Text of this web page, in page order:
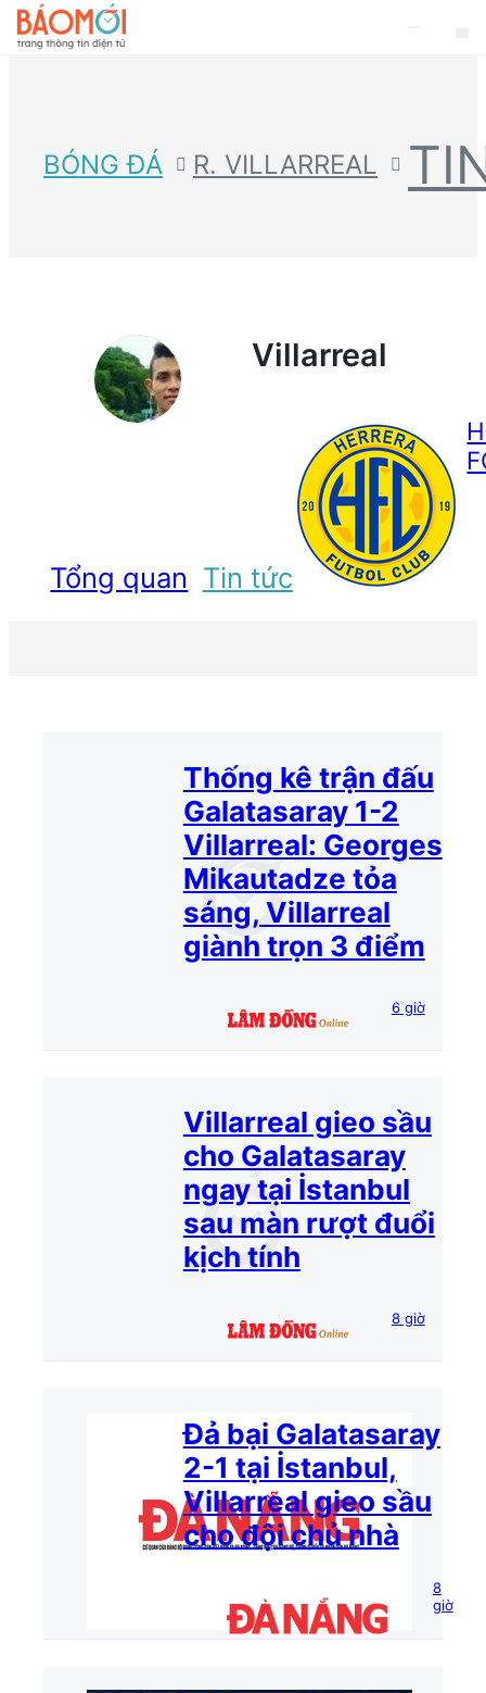
BÓNG ĐÁ R. VILLARREAL
Villarreal
Tổng quan Tin tức
Thống kê trận đấu
Galatasaray 1-2
Villarreal: Georges
Mikautadze tỏa
sáng, Villarreal
giành trọn 3 điểm
6 giờ
Villarreal gieo sầu
cho Galatasaray
ngay tại İstanbul
sau màn rượt đuổi
kịch tính
8 giờ
Đả bại Galatasaray
2-1 tại İstanbul,
Villarreal gieo sầu
cho đội chủ nhà
8
giờ